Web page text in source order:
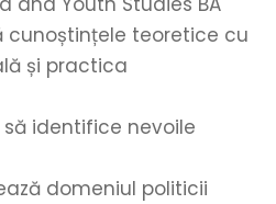
cunoștințele teoretice cu
și practica
identifice nevoile
domeniul politicii